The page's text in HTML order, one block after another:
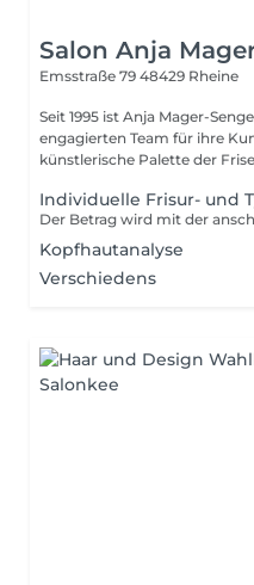
Salon Anja
Emsstraße 79 48429 Rheine
Seit 1995 ist Anja Mager-
engagierten Team für ihre
künstlerische Palette der
Individuelle Frisur- und
Kopfhautanalyse
Verschiedens